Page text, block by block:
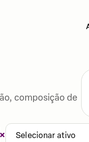
composição de
× Selecionar ativo